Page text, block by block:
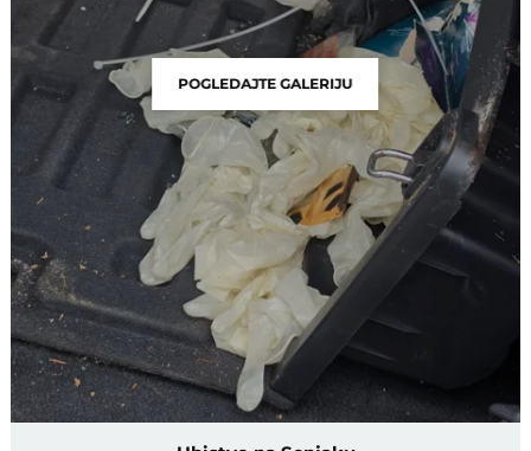
POGLEDAJTE GALERIJU